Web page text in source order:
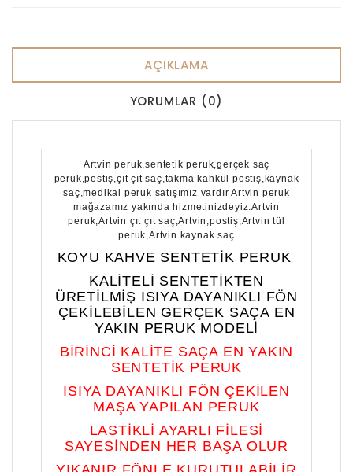
AÇIKLAMA
YORUMLAR (0)
Artvin peruk,sentetik peruk,gerçek saç
peruk,postiş,çıt çıt saç,takma kahkül postiş,kaynak
saç,medikal peruk satışımız vardır Artvin peruk
mağazamız yakında hizmetinizdeyiz.Artvin
peruk,Artvin çıt çıt saç,Artvin,postiş,Artvin tül
peruk,Artvin kaynak saç
KOYU KAHVE SENTETİK PERUK
KALİTELİ SENTETİKTEN
ÜRETİLMİŞ ISIYA DAYANIKLI FÖN
ÇEKİLEBİLEN GERÇEK SAÇA EN
YAKIN PERUK MODELİ
BİRİNCİ KALİTE SAÇA EN YAKIN
SENTETİK PERUK
ISIYA DAYANIKLI FÖN ÇEKİLEN
MAŞA YAPILAN PERUK
LASTİKLİ AYARLI FİLESİ
SAYESİNDEN HER BAŞA OLUR